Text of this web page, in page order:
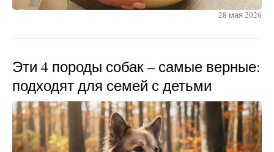
28 мая 2026
Эти 4 породы собак – самые верные:
подходят для семей с детьми